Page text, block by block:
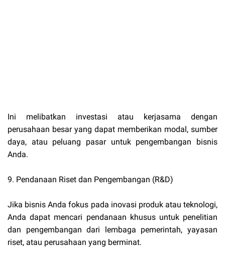
Ini melibatkan investasi atau kerjasama dengan
perusahaan besar yang dapat memberikan modal, sumber
daya, atau peluang pasar untuk pengembangan bisnis
Anda.
9. Pendanaan Riset dan Pengembangan (R&D)
Jika bisnis Anda fokus pada inovasi produk atau teknologi,
Anda dapat mencari pendanaan khusus untuk penelitian
dan pengembangan dari lembaga pemerintah, yayasan
riset, atau perusahaan yang berminat.